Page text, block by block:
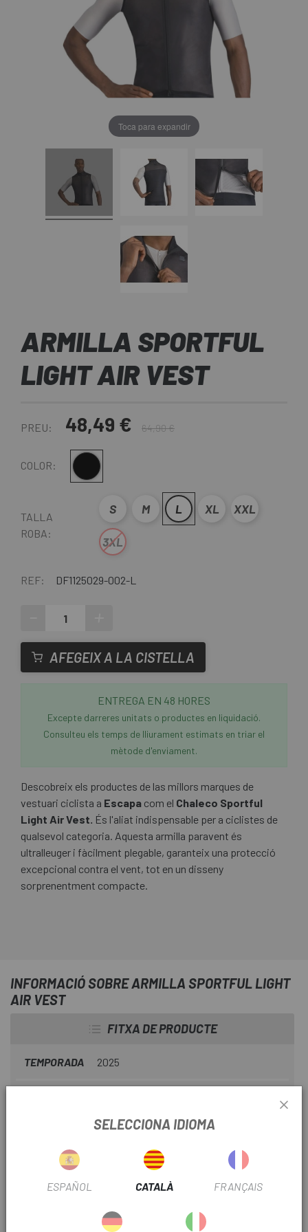
Toca para expandir
ARMILLA SPORTFUL
LIGHT AIR VEST
PREU: 48,49 € 64,90 €
COLOR: Negre
TALLA
ROBA:
S M L XL XXL
3XL
REF: DF1125029-002-L
AFEGEIX A LA CISTELLA
ENTREGA EN 48 HORES
Excepte darreres unitats o productes en liquidació.
Consulteu els temps de lliurament estimats en triar el
mètode d'enviament.
Descobreix els productes de las millors marques de
vestuari ciclista a Escapa com el Chaleco Sportful
Light Air Vest. És l'aliat indispensable per a ciclistes de
qualsevol categoria. Aquesta armilla paravent és
ultralleuger i fàcilment plegable, garanteix una protecció
excepcional contra el vent, tot en un disseny
sorprenentment compacte.
INFORMACIÓ SOBRE ARMILLA SPORTFUL LIGHT
AIR VEST
FITXA DE PRODUCTE
TEMPORADA 2025
Curt
INFORMACIÓ DEL PRODUCTE
Equipat amb una cremallera de doble cursor que permet un
SELECCIONA IDIOMA
ESPAÑOL CATALÀ FRANÇAIS